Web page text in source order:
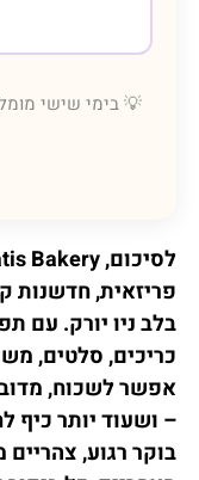
💡 בימי שישי
פריזאית, חדשנות
בלב ניו יורק. עם
כריכים, סלטים,
אפשר לשכוח,
– ושעוד יותר כיף
בוקר רגוע,